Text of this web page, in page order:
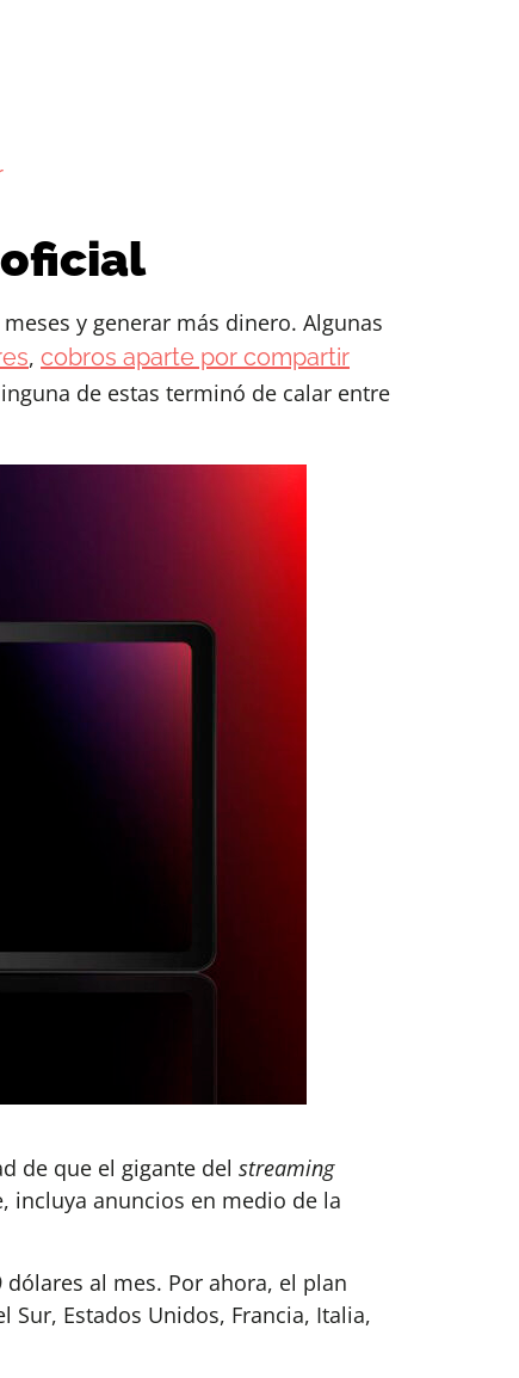
y generar más dinero. Algunas
, cobros aparte por compartir
de estas terminó de calar entre
de que el gigante del streaming
incluya anuncios en medio de la
al mes. Por ahora, el plan
Estados Unidos, Francia, Italia,